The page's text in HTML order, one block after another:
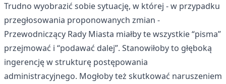
Trudno wyobrazić sobie sytuację, w której - w przypadku
przegłosowania proponowanych zmian -
Przewodniczący Rady Miasta miałby te wszystkie “pisma”
przejmować i “podawać dalej”. Stanowiłoby to głęboką
ingerencję w strukturę postępowania
administracyjnego. Mogłoby też skutkować naruszeniem